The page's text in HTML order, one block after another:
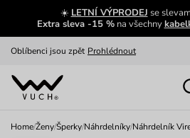
☀️ LETNÍ VÝPRODEJ se
Extra sleva -15 %na všechny
Výměna a vrácení zdarma Zobrazit
Oblíbenci jsou zpět Prohlédnout
Nech se inspirovat
Home/Ženy/Šperky/Náhrdelníky/Náhrdelník